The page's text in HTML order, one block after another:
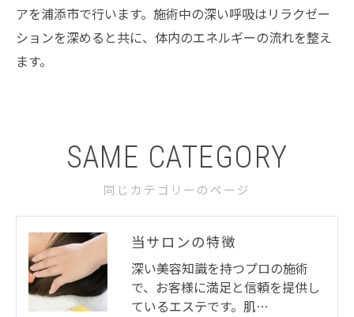
アを浦添市で行います。施術中の深い呼吸はリラクゼー
ションを深めると共に、体内のエネルギーの流れを整え
ます。
同じカテゴリーのページ
SAME CATEGORY
当サロンの特徴
深い美容知識を持つプロの施術
で、お客様に満足と信頼を提供し
ているエステです。肌…